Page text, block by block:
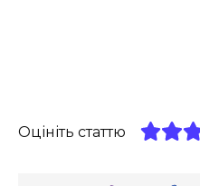
Оцініть статтю